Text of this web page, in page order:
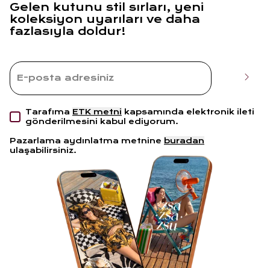
Gelen kutunu stil sırları, yeni
koleksiyon uyarıları ve daha
fazlasıyla doldur!
Tarafıma ETK metni kapsamında elektronik ileti
gönderilmesini kabul ediyorum.
Pazarlama aydınlatma metnine buradan
ulaşabilirsiniz.